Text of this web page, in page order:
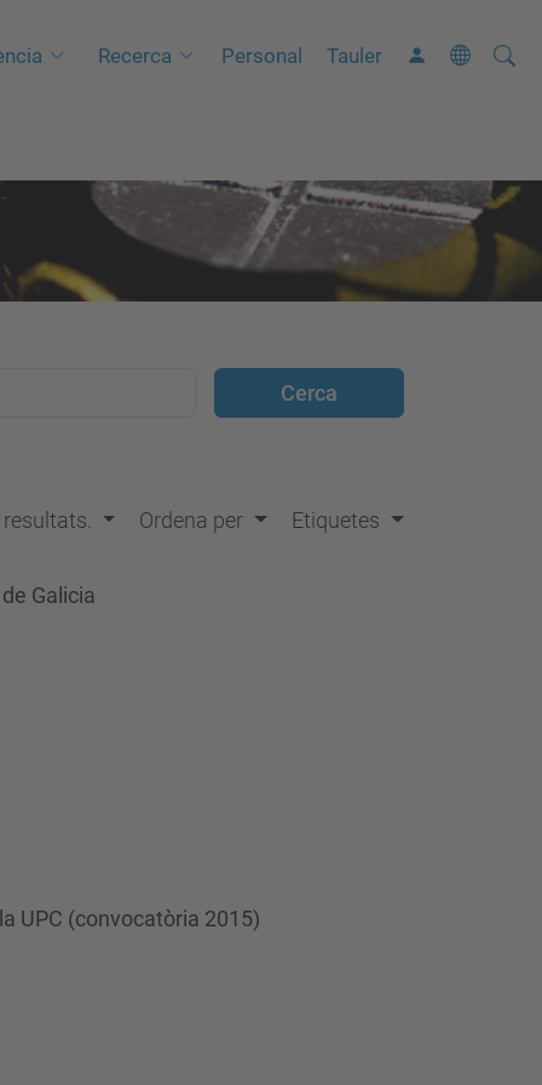
Recerca Personal Tauler Cerca
C
a
a
Ordena per Etiquetes
Galicia
UPC (convocatòria 2015)